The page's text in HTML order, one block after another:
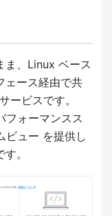
ま、Linux ベース
ェース経由で共
ービスです。
フォーマンスス
ビュー を提供し
。